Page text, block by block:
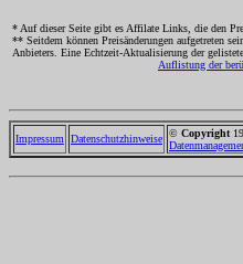
* Auf dieser Seite gibt es Affilate Links, die den
** Seitdem können Preisänderungen aufgetreten
Anbieters. Eine Echtzeit-Aktualisierung der
Auflistung der
Impressum Datenschutzhinweise © Copyright